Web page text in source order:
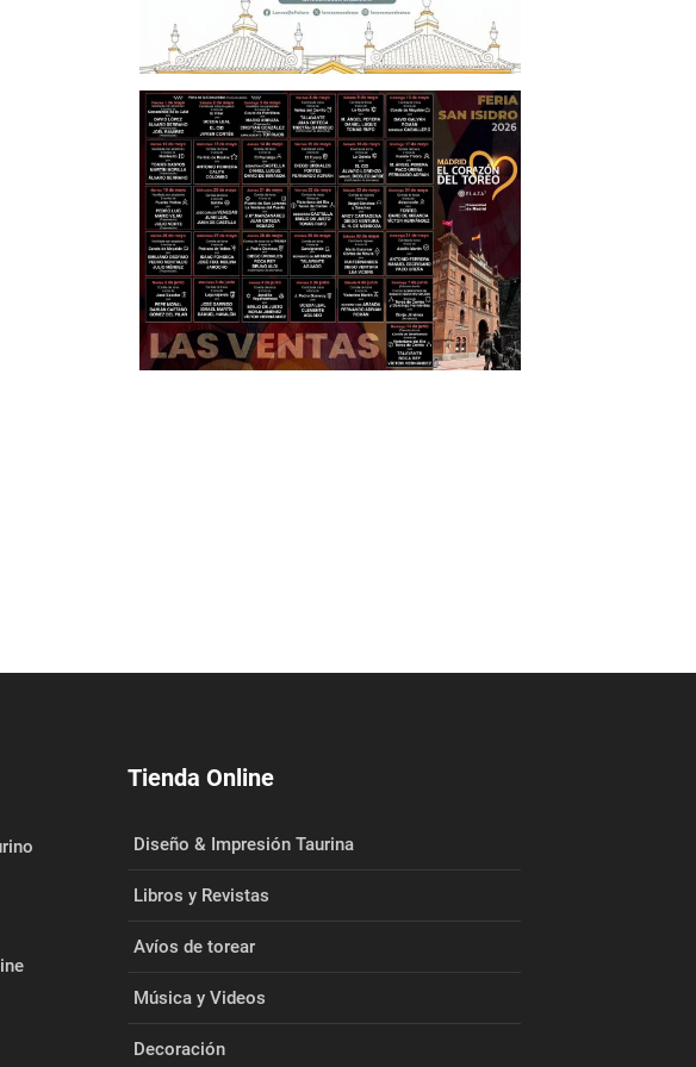
Tienda Online
Diseño & Impresión Taurina
Libros y Revistas
Avíos de torear
Música y Videos
Decoración